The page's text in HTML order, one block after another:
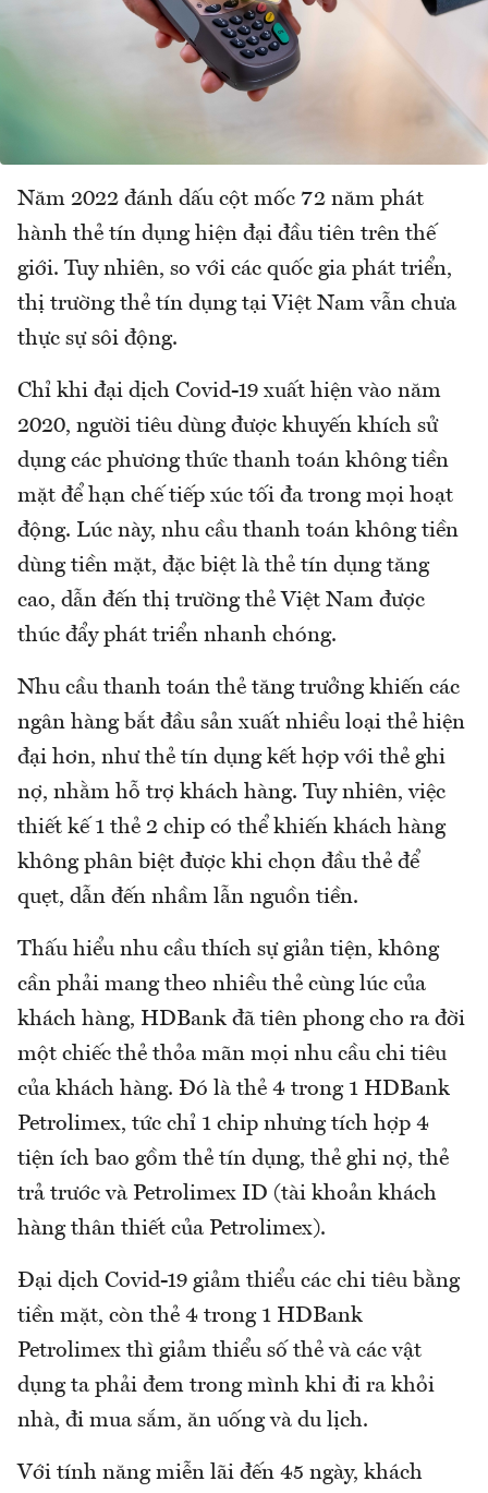
Năm 2022 đánh dấu cột mốc 72 năm phát
hành thẻ tín dụng hiện đại đầu tiên trên thế
giới. Tuy nhiên, so với các quốc gia phát triển,
thị trường thẻ tín dụng tại Việt Nam vẫn chưa
thực sự sôi động.
Chỉ khi đại dịch Covid-19 xuất hiện vào năm
2020, người tiêu dùng được khuyến khích sử
dụng các phương thức thanh toán không tiền
mặt để hạn chế tiếp xúc tối đa trong mọi hoạt
động. Lúc này, nhu cầu thanh toán không tiền
dùng tiền mặt, đặc biệt là thẻ tín dụng tăng
cao, dẫn đến thị trường thẻ Việt Nam được
thúc đẩy phát triển nhanh chóng.
Nhu cầu thanh toán thẻ tăng trưởng khiến các
ngân hàng bắt đầu sản xuất nhiều loại thẻ hiện
đại hơn, như thẻ tín dụng kết hợp với thẻ ghi
nợ, nhằm hỗ trợ khách hàng. Tuy nhiên, việc
thiết kế 1 thẻ 2 chip có thể khiến khách hàng
không phân biệt được khi chọn đầu thẻ để
quẹt, dẫn đến nhầm lẫn nguồn tiền.
Thấu hiểu nhu cầu thích sự giản tiện, không
cần phải mang theo nhiều thẻ cùng lúc của
khách hàng, HDBank đã tiên phong cho ra đời
một chiếc thẻ thỏa mãn mọi nhu cầu chi tiêu
của khách hàng. Đó là thẻ 4 trong 1 HDBank
Petrolimex, tức chỉ 1 chip nhưng tích hợp 4
tiện ích bao gồm thẻ tín dụng, thẻ ghi nợ, thẻ
trả trước và Petrolimex ID (tài khoản khách
hàng thân thiết của Petrolimex).
Đại dịch Covid-19 giảm thiểu các chi tiêu bằng
tiền mặt, còn thẻ 4 trong 1 HDBank
Petrolimex thì giảm thiểu số thẻ và các vật
dụng ta phải đem trong mình khi đi ra khỏi
nhà, đi mua sắm, ăn uống và du lịch.
Với tính năng miễn lãi đến 45 ngày, khách